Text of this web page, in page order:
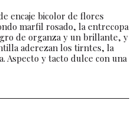
encaje bicolor de flores
marfil rosado, la entrecopa
de organza y un brillante, y
aderezan los tirntes, la
Aspecto y tacto dulce con una